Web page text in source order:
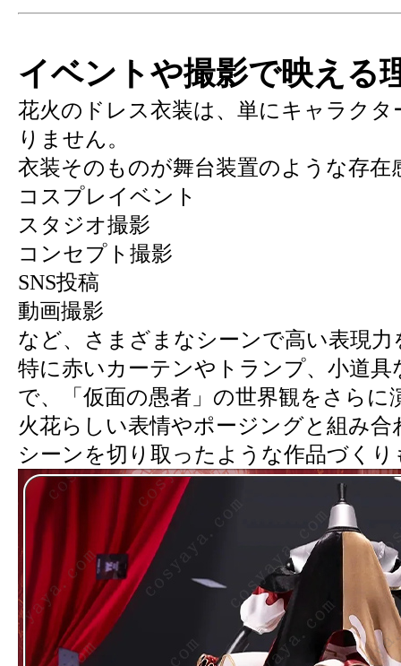
イベントや撮影で映える
花火のドレス衣装は、単にキャラク
りません。
衣装そのものが舞台装置のような存
コスプレイベント
スタジオ撮影
コンセプト撮影
SNS投稿
動画撮影
など、さまざまなシーンで高い表現力
特に赤いカーテンやトランプ、小道
で、「仮面の愚者」の世界観をさらに
火花らしい表情やポージングと組み
シーンを切り取ったような作品づく